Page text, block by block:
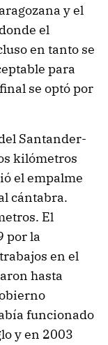
y el
el
en tanto se
para
se optó por
Santander-
kilómetros
el empalme
cántabra.
El
por la
en el
hasta
funcionado
y en 2003